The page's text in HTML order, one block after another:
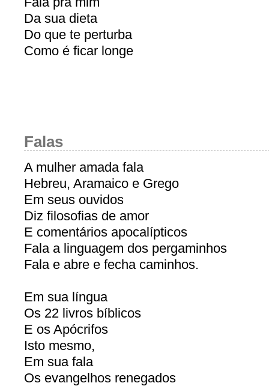
Da sua dieta
Do que te perturba
Como é ficar longe
Falas
A mulher amada fala
Hebreu, Aramaico e Grego
Em seus ouvidos
Diz filosofias de amor
E comentários apocalípticos
Fala a linguagem dos pergaminhos
Fala e abre e fecha caminhos.
Em sua língua
Os 22 livros bíblicos
E os Apócrifos
Isto mesmo,
Em sua fala
Os evangelhos renegados